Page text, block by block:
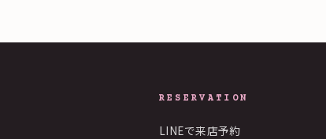
RESERVATION
LINEで来店予約